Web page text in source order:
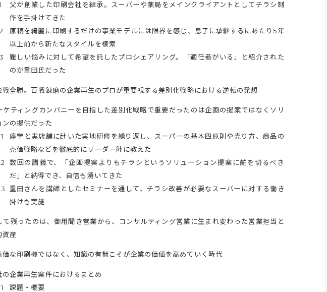
父が創業した印刷会社を継承。スーパーや薬局をメインクライアントとしてチラシ制
作を手掛けてきた
原稿を綺麗に印刷するだけの事業モデルには限界を感じ、息子に承継するにあたり5年
以上前から新たなスタイルを模索
難しい悩みに対して希望を託したプロシェアリング。「適任者がいる」と紹介された
のが重田氏だった
戦全勝。百戦錬磨の企業再生のプロが重要視する差別化戦略における逆転の発想
ケティングカンパニーを目指した差別化戦略で重要だったのは企画の提案ではなくソリ
ンの提供だった
座学と実店舗に赴いた実地研修を繰り返し、スーパーの基本四原則や売り方、商品の
売価戦略などを徹底的にリーダー陣に教えた
数回の講義で、「企画提案よりもチラシというソリューション提案に舵を切るべき
だ」と納得でき、自信も湧いてきた
重田さんを講師としたセミナーを通して、チラシ改善が必要なスーパーに対する働き
掛けも実施
て残ったのは、御用聞き営業から、コンサルティング営業に生まれ変わった営業担当と
資産
価な印刷機ではなく、知識の有無こそが企業の価値を高めていく時代
の企業再生案件におけるまとめ
課題・概要